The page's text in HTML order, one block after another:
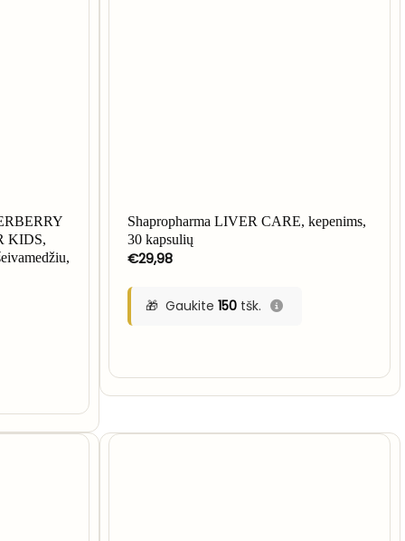
KIDS,
Shapropharma LIVER CARE, kepenims,
30 kapsulių
€29,98
Gaukite150 tšk.